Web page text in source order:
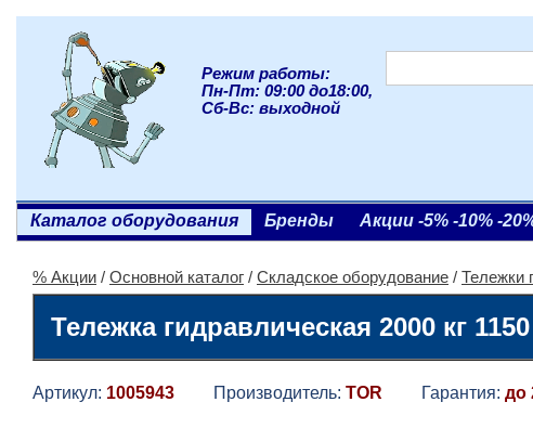
Режим работы:
Пн-Пт: 09:00 до18:00,
Сб-Вс: выходной
Каталог оборудования Бренды Акции -5% -10% -
% Акции / Основной каталог / Складское оборудование / Тележки
Тележка гидравлическая 2000 кг
Артикул: 1005943 Производитель: TOR Гарантия: до